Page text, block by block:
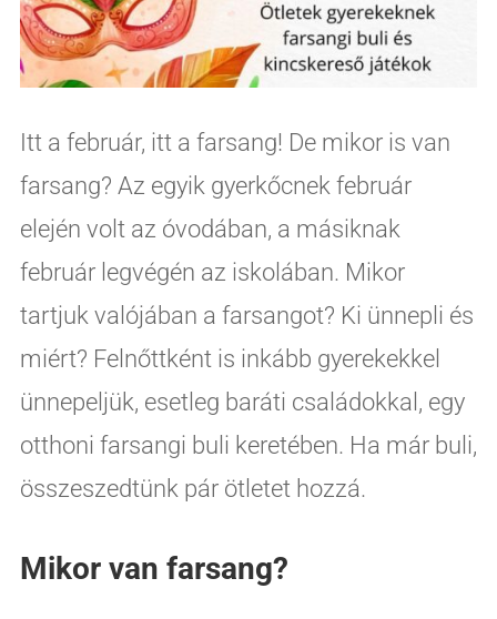
Itt a február, itt a farsang! De mikor is van
farsang? Az egyik gyerkőcnek február
elején volt az óvodában, a másiknak
február legvégén az iskolában. Mikor
tartjuk valójában a farsangot? Ki ünnepli és
miért? Felnőttként is inkább gyerekekkel
ünnepeljük, esetleg baráti családokkal, egy
otthoni farsangi buli keretében. Ha már buli,
összeszedtünk pár ötletet hozzá.
Mikor van farsang?